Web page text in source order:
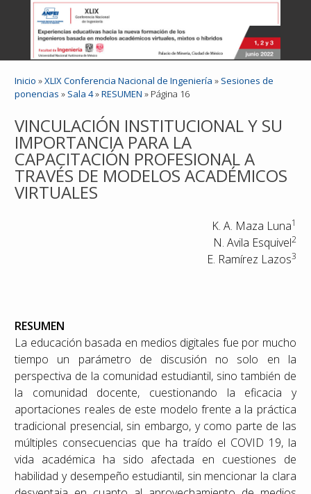
Inicio »XLIX Conferencia Nacional de Ingeniería » Sesiones de
ponencias » Sala 4»RESUMEN » Página 16
VINCULACIÓN INSTITUCIONAL Y SU
IMPORTANCIA PARA LA
CAPACITACIÓN PROFESIONAL A
TRAVÉS DE MODELOS ACADÉMICOS
VIRTUALES
K. A. Maza Luna1
N. Avila Esquivel2
E. Ramírez Lazos3
RESUMEN
La educación basada en medios digitales fue por mucho
tiempo un parámetro de discusión no solo en la
perspectiva de la comunidad estudiantil, sino también de
la comunidad docente, cuestionando la eficacia y
aportaciones reales de este modelo frente a la práctica
tradicional presencial, sin embargo, y como parte de las
múltiples consecuencias que ha traído el COVID 19, la
vida académica ha sido afectada en cuestiones de
habilidad y desempeño estudiantil, sin mencionar la clara